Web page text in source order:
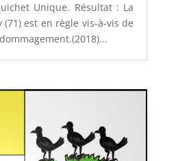
Unique. Résultat : La
est en règle vis-à-vis de